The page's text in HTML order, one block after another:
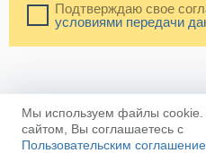
Подтверждаю свое
условиями передачи
Мы используем файлы cookie.
сайтом, Вы соглашаетесь с
Пользовательским